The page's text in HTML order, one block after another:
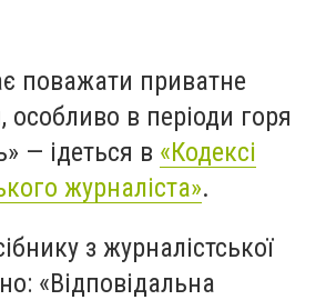
поважати приватне
в періоди горя
— ідеться в «Кодексі
журналіста».
з журналістської
«Відповідальна